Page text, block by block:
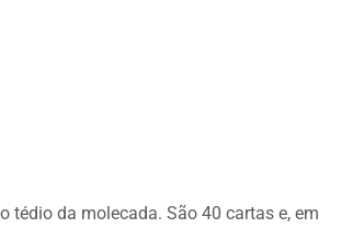
tédio da molecada. São 40 cartas e, em